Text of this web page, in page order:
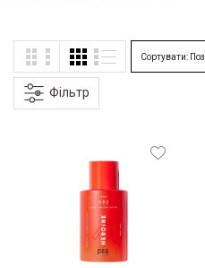
Фільтр